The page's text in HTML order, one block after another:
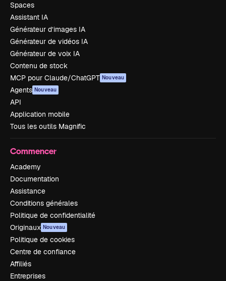
Spaces
Assistant IA
Générateur d’images IA
Générateur de vidéos IA
Générateur de voix IA
Contenu de stock
MCP pour Claude/ChatGPT Nouveau
Agents Nouveau
API
Application mobile
Tous les outils Magnific
Commencer
Academy
Documentation
Assistance
Conditions générales
Politique de confidentialité
Originaux Nouveau
Politique de cookies
Centre de confiance
Affiliés
Entreprises